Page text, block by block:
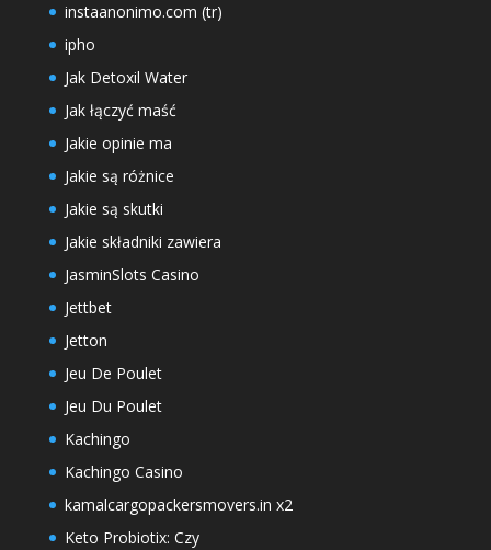
instaanonimo.com (tr)
ipho
Jak Detoxil Water
Jak łączyć maść
Jakie opinie ma
Jakie są różnice
Jakie są skutki
Jakie składniki zawiera
JasminSlots Casino
Jettbet
Jetton
Jeu De Poulet
Jeu Du Poulet
Kachingo
Kachingo Casino
kamalcargopackersmovers.in x2
Keto Probiotix: Czy